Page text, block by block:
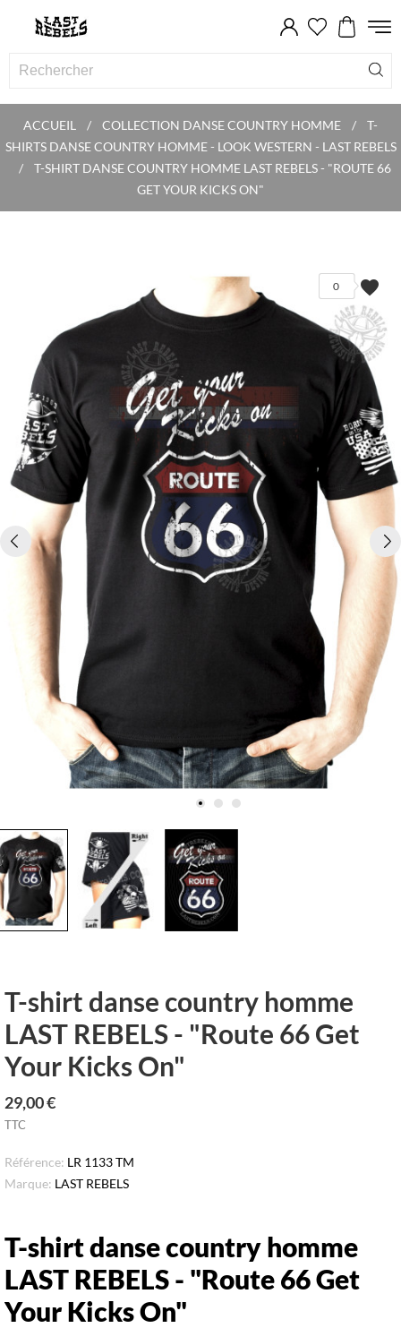
ACCUEIL COLLECTION DANSE COUNTRY HOMME
T-
SHIRTS DANSE COUNTRY HOMME - LOOK WESTERN - LAST REBELS
T-SHIRT DANSE COUNTRY HOMME LAST REBELS - "ROUTE 66
GET YOUR KICKS ON"
favorite
0
T-shirt danse country homme
LAST REBELS - "Route 66 Get
Your Kicks On"
29,00 €
TTC
Référence: LR 1133 TM
Marque: LAST REBELS
T-shirt danse country homme
LAST REBELS - "Route 66 Get
Your Kicks On"